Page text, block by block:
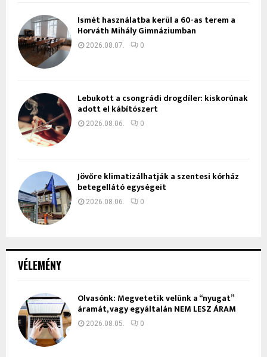
VÉLEMÉNY
Olvasónk: Megvetetik velünk a “nyugat”
áramát, vagy egyáltalán NEM LESZ ÁRAM
2026.08.05. 0
Ismét használatba kerül a 60-as terem a
Horváth Mihály Gimnáziumban
2026.08.07. 0
Lebukott a csongrádi drogdíler: kiskorúnak
adott el kábítószert
2026.08.06. 0
Jövőre klimatizálhatják a szentesi kórház
betegellátó egységeit
2026.08.06. 0